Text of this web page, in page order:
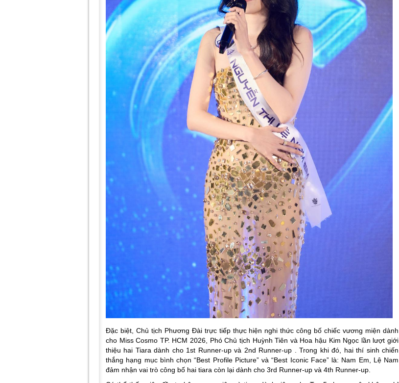
Đặc biệt, Chủ tịch Phương Đài trực tiếp thực hiện nghi thức công bố chiếc vương miện dành
cho Miss Cosmo TP. HCM 2026, Phó Chủ tịch Huỳnh Tiên và Hoa hậu Kim Ngọc lần lượt giới
thiệu hai Tiara dành cho 1st Runner-up và 2nd Runner-up . Trong khi đó, hai thí sinh chiến
thắng hạng mục bình chọn “Best Profile Picture” và “Best Iconic Face” là: Nam Em, Lệ Nam
đảm nhận vai trò công bố hai tiara còn lại dành cho 3rd Runner-up và 4th Runner-up.